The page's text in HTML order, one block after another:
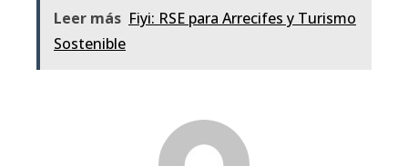
Leer más Fiyi: RSE para Arrecifes y Turismo
Sostenible